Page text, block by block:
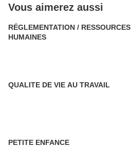
Vous aimerez aussi
RÉGLEMENTATION / RESSOURCES
HUMAINES
QUALITE DE VIE AU TRAVAIL
PETITE ENFANCE